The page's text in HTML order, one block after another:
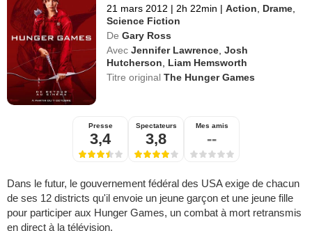
21 mars 2012 | 2h 22min | Action Drame
Science Fiction
De Gary Ross
Avec Jennifer Lawrence ,Josh
Hutcherson
Liam Hemsworth
Titre originalThe Hunger Games
Presse
3,4
Spectateurs
3,8
Mes amis
--
Dans le futur, le gouvernement fédéral des USA exige de chacun
de ses 12 districts qu'il envoie un jeune garçon et une jeune fille
pour participer aux Hunger Games, un combat à mort retransmis
en direct à la télévision.